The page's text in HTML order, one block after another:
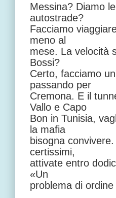
Messina? Diamo
autostrade?
Facciamo
meno al
mese. La velocità
Bossi?
Certo, facciamo
passando per
Cremona. E il
Vallo e Capo
Bon in Tunisia,
la mafia
bisogna
certissimi,
attivate entro
«Un
problema di